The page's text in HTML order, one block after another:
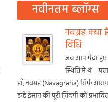
नवीनतम ब्लॉग्स
नवग्रह क्या
विधि
जब आप पैदा हुए
स्थिति में थे –
हाँ, नवग्रह (Navagraha) सिर्फ
इन्हें इंसान की पूरी ज़िंदगी को